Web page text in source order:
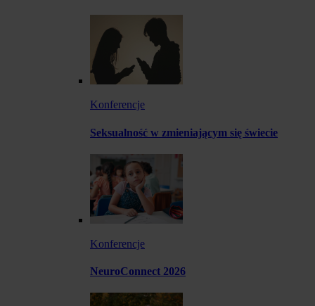
Konferencje
Seksualność w zmieniającym się świecie
Konferencje
NeuroConnect 2026